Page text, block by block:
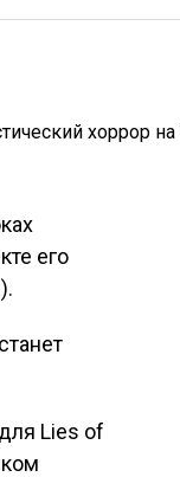
его
Lies of